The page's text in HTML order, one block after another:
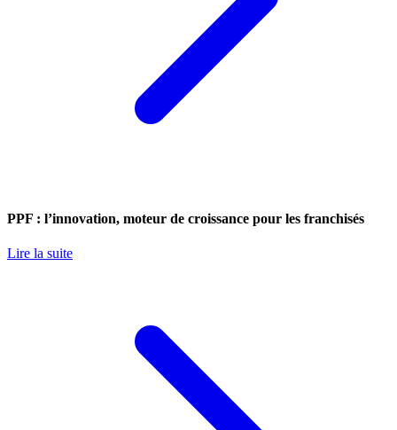
PPF : l’innovation, moteur de croissance pour les franchisés
Lire la suite